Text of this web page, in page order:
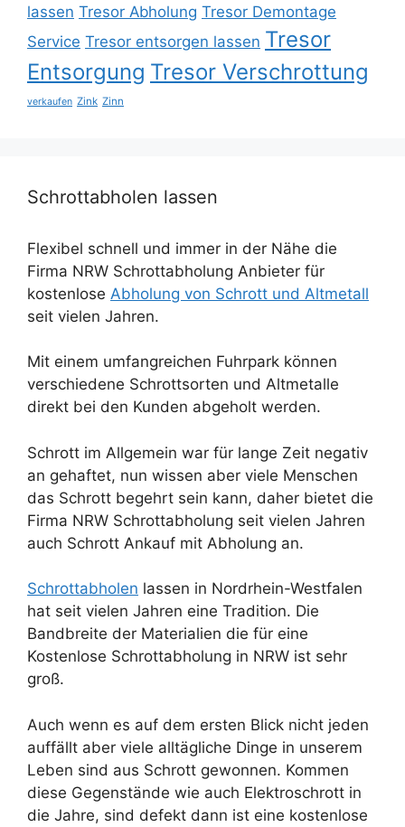
lassen Tresor Abholung Tresor Demontage
Service Tresor entsorgen lassen Tresor
Entsorgung Tresor Verschrottung
verkaufen Zink Zinn
Schrottabholen lassen
Flexibel schnell und immer in der Nähe die
Firma NRW Schrottabholung Anbieter für
kostenlose Abholung von Schrott und Altmetall
seit vielen Jahren.
Mit einem umfangreichen Fuhrpark können
verschiedene Schrottsorten und Altmetalle
direkt bei den Kunden abgeholt werden.
Schrott im Allgemein war für lange Zeit negativ
an gehaftet, nun wissen aber viele Menschen
das Schrott begehrt sein kann, daher bietet die
Firma NRW Schrottabholung seit vielen Jahren
auch Schrott Ankauf mit Abholung an.
Schrottabholen lassen in Nordrhein-Westfalen
hat seit vielen Jahren eine Tradition. Die
Bandbreite der Materialien die für eine
Kostenlose Schrottabholung in NRW ist sehr
groß.
Auch wenn es auf dem ersten Blick nicht jeden
auffällt aber viele alltägliche Dinge in unserem
Leben sind aus Schrott gewonnen. Kommen
diese Gegenstände wie auch Elektroschrott in
die Jahre, sind defekt dann ist eine kostenlose